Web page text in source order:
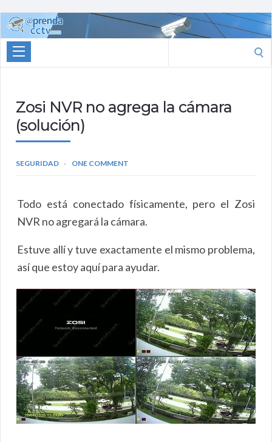
Aprenda
CCTV
for:
Zosi NVR no agrega la cámara
(solución)
SEGURIDAD ONE COMMENT
Todo está conectado físicamente, pero el Zosi
NVR no agregará la cámara.
Estuve allí y tuve exactamente el mismo problema,
así que estoy aquí para ayudar.